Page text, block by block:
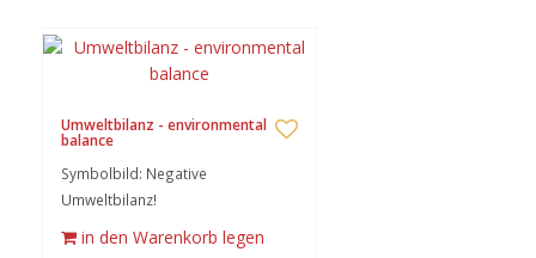
Umweltbilanz - environmental
balance
Symbolbild: Negative
Umweltbilanz!
in den Warenkorb legen